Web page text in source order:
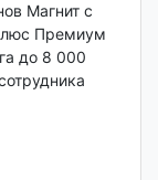
Магнит с
Премиум
до 8 000